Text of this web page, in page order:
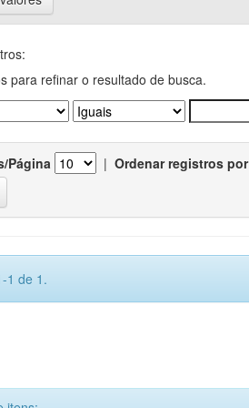
para refinar o resultado de busca.
Página | Ordenar registros por
1 de 1.